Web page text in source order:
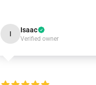
I Isaac
Verified owner